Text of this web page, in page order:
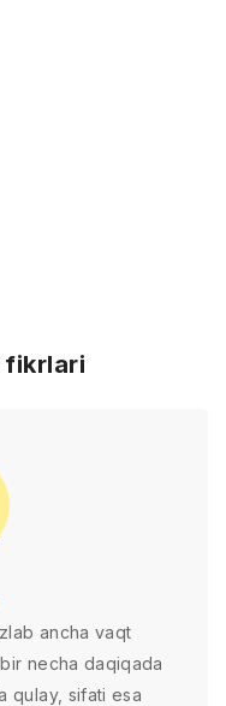
fikrlari
ancha vaqt
necha daqiqada
qulay, sifati esa